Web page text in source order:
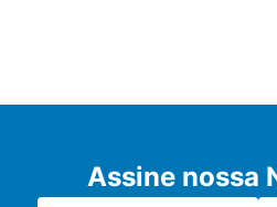
Assine nossa